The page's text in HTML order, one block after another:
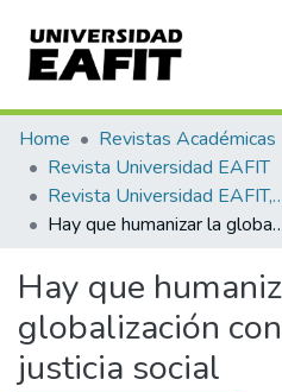
Communities & Collections
All of DSpace
Statistics
Home
Revistas Académicas
Revista Universidad EAFIT
Revista Universidad
Hay que humanizar la
Hay que
globalización
justicia social